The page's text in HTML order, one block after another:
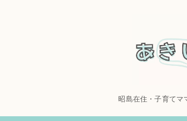
昭島在住・子育てマ